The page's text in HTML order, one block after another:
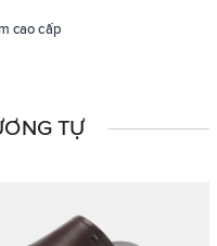
cao cấp
TỰ